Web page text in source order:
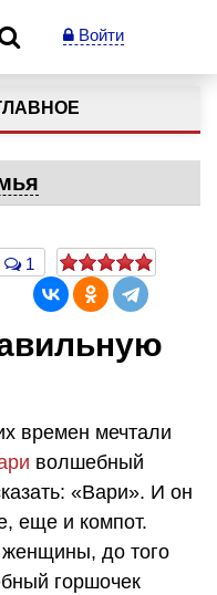
Войти
1
времен мечтали
волшебный
«Вари». И он
еще и компот.
до того
горшочек